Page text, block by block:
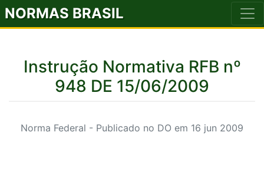
NORMAS BRASIL
Instrução Normativa RFB nº
948 DE 15/06/2009
Norma Federal - Publicado no DO em 16 jun 2009